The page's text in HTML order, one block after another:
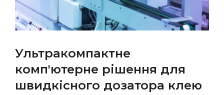
Ультракомпактне
комп'ютерне рішення для
швидкісного дозатора клею